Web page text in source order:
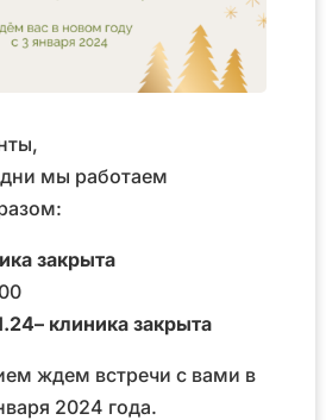
мы работаем
закрыта
клиника закрыта
ждем встречи с вами в
2024 года.